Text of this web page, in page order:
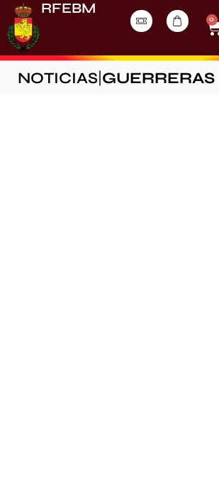
RFEBM
0
NOTICIAS GUERRERAS